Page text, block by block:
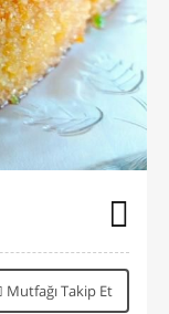
Mutfağı Takip Et